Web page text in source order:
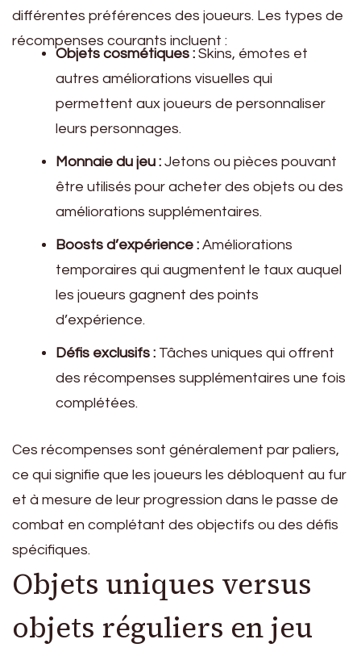
différentes préférences des joueurs. Les types de
récompenses courants incluent :
Objets cosmétiques : Skins, émotes et
autres améliorations visuelles qui
permettent aux joueurs de personnaliser
leurs personnages.
Monnaie du jeu : Jetons ou pièces pouvant
être utilisés pour acheter des objets ou des
améliorations supplémentaires.
Boosts d’expérience : Améliorations
temporaires qui augmentent le taux auquel
les joueurs gagnent des points
d’expérience.
Défis exclusifs : Tâches uniques qui offrent
des récompenses supplémentaires une fois
complétées.
Ces récompenses sont généralement par paliers,
ce qui signifie que les joueurs les débloquent au fur
et à mesure de leur progression dans le passe de
combat en complétant des objectifs ou des défis
spécifiques.
Objets uniques versus
objets réguliers en jeu